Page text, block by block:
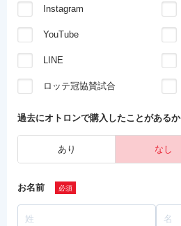
Instagram
YouTube
LINE
ロッテ冠協賛試合
過去にオトロンで購入したことがあるか
あり なし
お名前